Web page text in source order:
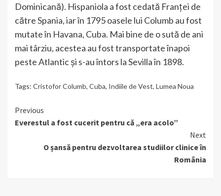
Dominicană). Hispaniola a fost cedată Franței de
către Spania, iar în 1795 oasele lui Columb au fost
mutate în Havana, Cuba. Mai bine de o sută de ani
mai târziu, acestea au fost transportate înapoi
peste Atlantic și s-au întors la Sevilla în 1898.
Tags: Cristofor Columb, Cuba, Indiile de Vest, Lumea Noua
Continue
Reading
Previous
Everestul a fost cucerit pentru că „era acolo”
Next
O șansă pentru dezvoltarea studiilor clinice în
România